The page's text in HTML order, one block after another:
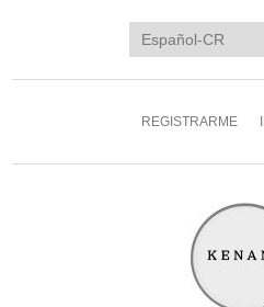
REGISTRARME